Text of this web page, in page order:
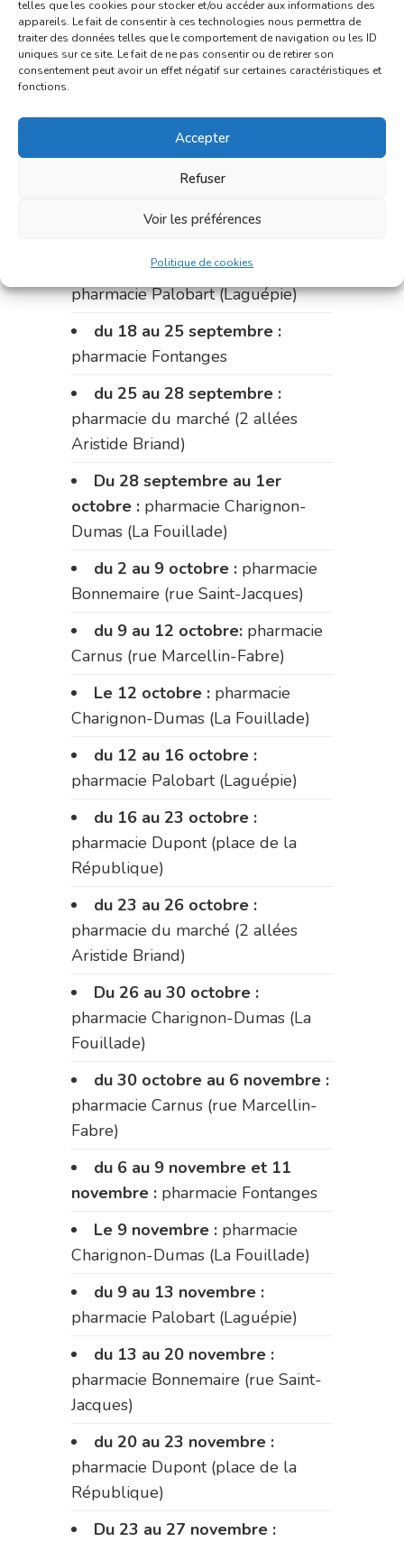
telles que les cookies pour stocker et/ou accéder aux informations des
appareils. Le fait de consentir à ces technologies nous permettra de
traiter des données telles que le comportement de navigation ou les ID
uniques sur ce site. Le fait de ne pas consentir ou de retirer son
consentement peut avoir un effet négatif sur certaines caractéristiques et
fonctions.
Accepter
Refuser
Voir les préférences
Politique de cookies
du 4 au 11 septembre :
pharmacie Carnus (rue Marcellin-
Fabre)
du 11 au 14 septembre :
pharmacie Dupont (place de la
Charignon-Dumas (La Fouillade)
du 14 au 18 septembre :
pharmacie Palobart (Laguépie)
du 18 au 25 septembre :
pharmacie Fontanges
du 25 au 28 septembre :
pharmacie du marché (2 allées
Aristide Briand)
Du 28 septembre au 1er
octobre : pharmacie Charignon-
Dumas (La Fouillade)
du 2 au 9 octobre : pharmacie
Bonnemaire (rue Saint-Jacques)
du 9 au 12 octobre: pharmacie
Carnus (rue Marcellin-Fabre)
Le 12 octobre : pharmacie
Charignon-Dumas (La Fouillade)
du 12 au 16 octobre :
pharmacie Palobart (Laguépie)
du 16 au 23 octobre :
pharmacie Dupont (place de la
République)
du 23 au 26 octobre :
pharmacie du marché (2 allées
Aristide Briand)
Du 26 au 30 octobre :
pharmacie Charignon-Dumas (La
Fouillade)
du 30 octobre au 6 novembre :
pharmacie Carnus (rue Marcellin-
Fabre)
du 6 au 9 novembre et 11
novembre : pharmacie Fontanges
Le 9 novembre : pharmacie
Charignon-Dumas (La Fouillade)
du 9 au 13 novembre :
pharmacie Palobart (Laguépie)
du 13 au 20 novembre :
pharmacie Bonnemaire (rue Saint-
Jacques)
du 20 au 23 novembre :
pharmacie Dupont (place de la
République)
Du 23 au 27 novembre :